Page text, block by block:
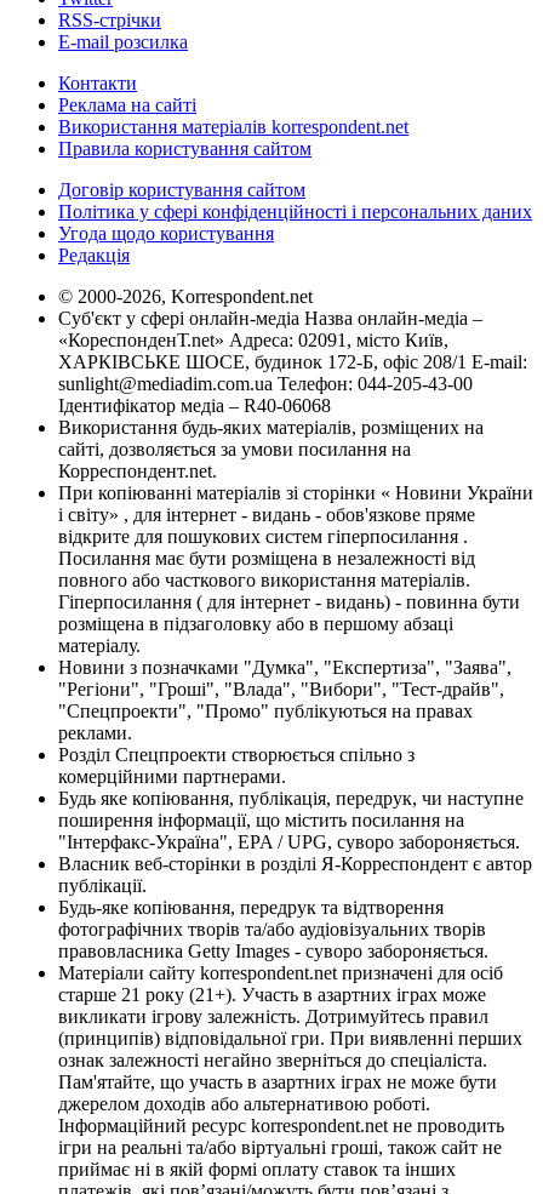
RSS-стрічки
E-mail розсилка
Контакти
Реклама на сайті
Використання матеріалів korrespondent.net
Правила користування сайтом
Договір користування сайтом
Політика у сфері конфіденційності і персональних даних
Угода щодо користування
Редакція
© 2000-2026, Korrespondent.net
Суб'єкт у сфері онлайн-медіа Назва онлайн-медіа –
«КореспонденТ.net» Адреса: 02091, місто Київ,
ХАРКІВСЬКЕ ШОСЕ, будинок 172-Б, офіс 208/1 E-mail:
sunlight@mediadim.com.ua Телефон: 044-205-43-00
Ідентифікатор медіа – R40-06068
Використання будь-яких матеріалів, розміщених на
сайті, дозволяється за умови посилання на
Корреспондент.net.
При копіюванні матеріалів зі сторінки « Новини України
і світу» , для інтернет - видань - обов'язкове пряме
відкрите для пошукових систем гіперпосилання .
Посилання має бути розміщена в незалежності від
повного або часткового використання матеріалів.
Гіперпосилання ( для інтернет - видань) - повинна бути
розміщена в підзаголовку або в першому абзаці
матеріалу.
Новини з позначками "Думка", "Експертиза", "Заява",
"Регіони", "Гроші", "Влада", "Вибори", "Тест-драйв",
"Спецпроекти", "Промо" публікуються на правах
реклами.
Розділ Спецпроекти створюється спільно з
комерційними партнерами.
Будь яке копіювання, публікація, передрук, чи наступне
поширення інформації, що містить посилання на
"Інтерфакс-Україна", EPA / UPG, суворо забороняється.
Власник веб-сторінки в розділі Я-Корреспондент є автор
публікації.
Будь-яке копіювання, передрук та відтворення
фотографічних творів та/або аудіовізуальних творів
правовласника Getty Images - суворо забороняється.
Матеріали сайту korrespondent.net призначені для осіб
старше 21 року (21+). Участь в азартних іграх може
викликати ігрову залежність. Дотримуйтесь правил
(принципів) відповідальної гри. При виявленні перших
ознак залежності негайно зверніться до спеціаліста.
Пам'ятайте, що участь в азартних іграх не може бути
джерелом доходів або альтернативою роботі.
Інформаційний ресурс korrespondent.net не проводить
ігри на реальні та/або віртуальні гроші, також сайт не
приймає ні в якій формі оплату ставок та інших